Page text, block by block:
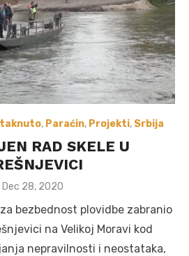
, Paraćin, Projekti, Srbija
RAD SKELE U
Posted
Dec 28, 2020
bezbednost plovidbe zabranio
na Velikoj Moravi kod
nepravilnosti i neostataka,